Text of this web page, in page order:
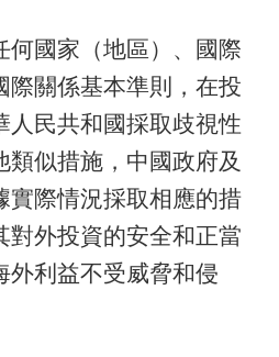
家（地區）、國際
際關係基本準則，在投
人民共和國採取歧視性
似措施，中國政府及
實際情況採取相應的措
對外投資的安全和正當
外利益不受威脅和侵